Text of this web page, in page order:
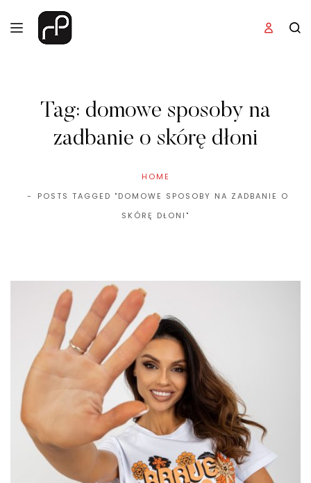
Tag: domowe sposoby na
zadbanie o skórę dłoni
HOME
POSTS TAGGED "DOMOWE SPOSOBY NA ZADBANIE O
SKÓRĘ DŁONI"